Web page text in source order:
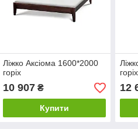
Ліжко Аксіома 1600*2000
горіх
10 907₴
Купити
горіх
12